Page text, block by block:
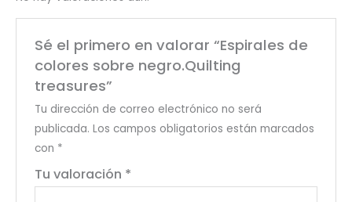
Sé el primero en valorar “Espirales de
colores sobre negro.Quilting
treasures”
Tu dirección de correo electrónico no será
publicada. Los campos obligatorios están marcados
con *
Tu valoración *